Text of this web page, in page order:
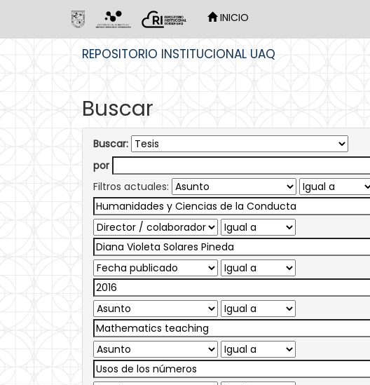
INICIO
REPOSITORIO INSTITUCIONAL UAQ
Buscar
Buscar:
por
Filtros actuales: